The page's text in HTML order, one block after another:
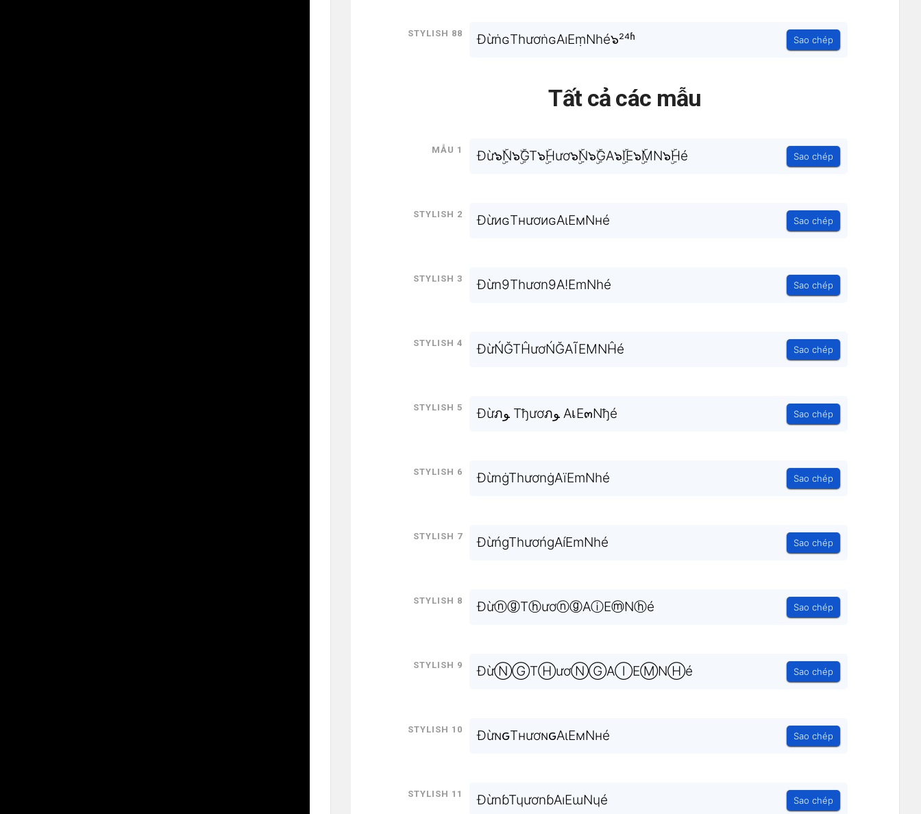
Stylish 88 ĐừṅɢTһươṅɢAıEṃNһé๖²⁴ʱ Sao chép
Tất cả các mẫu
Mẫu 1 Đừ๖ۣۜN๖ۣۜGT๖ۣۜHươ๖ۣۜN๖ۣۜGA๖ۣۜIE๖ۣۜMN๖ۣۜHé Sao chép
Stylish 2 ĐừиɢTнươиɢAιEмNнé Sao chép
Stylish 3 Đừn9Thươn9A!EmNhé Sao chép
Stylish 4 ĐừŃĞTĤươŃĞAĨEMNĤé Sao chép
Stylish 5 Đừภﻮ Tђươภﻮ AเE๓Nђé Sao chép
Stylish 6 ĐừnġThươnġAïEmNhé Sao chép
Stylish 7 ĐừńgThươńgAíEmNhé Sao chép
Stylish 8 ĐừⓝⓖTⓗươⓝⓖAⓘEⓜNⓗé Sao chép
Stylish 9 ĐừⓃⒼTⒽươⓃⒼAⒾEⓂNⒽé Sao chép
Stylish 10 ĐừɴԍTнươɴԍAιEмNнé Sao chép
Stylish 11 ĐừnɓTɥươnɓAıEɯNɥé Sao chép